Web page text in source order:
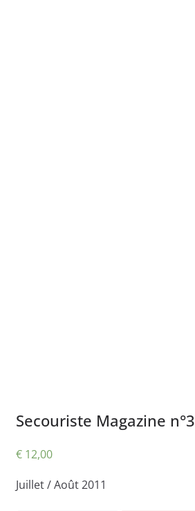
Secouriste Magazine n°3
€12,00
Juillet / Août 2011